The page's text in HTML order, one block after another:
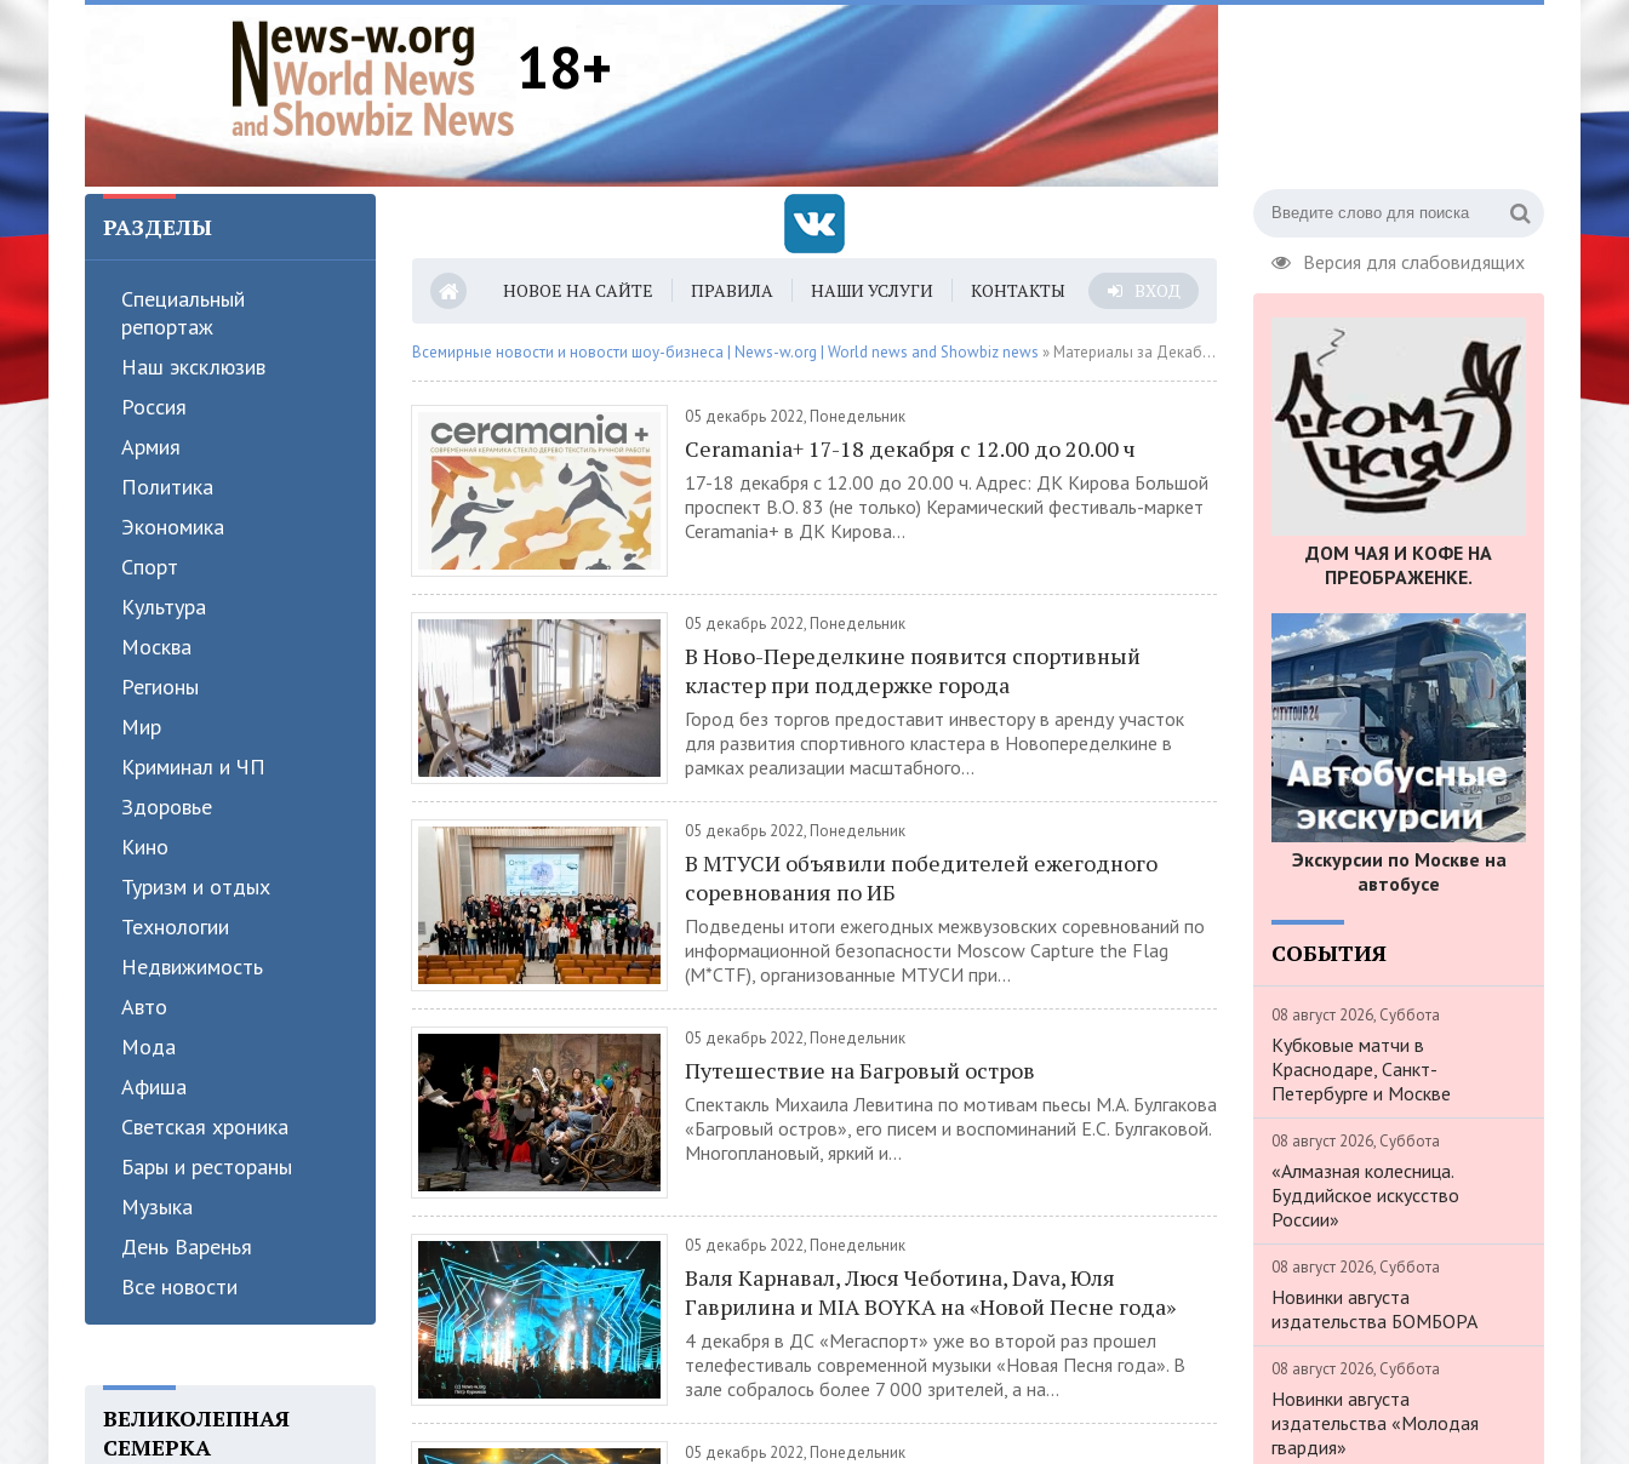
18+
Версия для слабовидящих
РАЗДЕЛЫ
Специальный
репортаж
Наш эксклюзив
Россия
Армия
Политика
Экономика
Спорт
Культура
Москва
Регионы
Мир
Криминал и ЧП
Здоровье
Кино
Туризм и отдых
Технологии
Недвижимость
Авто
Мода
Афиша
Светская хроника
Бары и рестораны
Музыка
День Варенья
Все новости
ВЕЛИКОЛЕПНАЯ
СЕМЕРКА
НОВОЕ НА САЙТЕ ПРАВИЛА НАШИ УСЛУГИ КОНТАКТЫ ВХОД
Всемирные новости и новости шоу-бизнеса | News-w.org | World news and Showbiz news » Материалы за Декабрь 2022 года » Страница 25
05 декабрь 2022, Понедельник
Ceramania+ 17-18 декабря с 12.00 до 20.00 ч
17-18 декабря с 12.00 до 20.00 ч. Адрес: ДК Кирова Большой
проспект В.О. 83 (не только) Керамический фестиваль-маркет
Ceramania+ в ДК Кирова...
05 декабрь 2022, Понедельник
В Ново-Переделкине появится спортивный
кластер при поддержке города
Город без торгов предоставит инвестору в аренду участок
для развития спортивного кластера в Новопеределкине в
рамках реализации масштабного...
05 декабрь 2022, Понедельник
В МТУСИ объявили победителей ежегодного
соревнования по ИБ
Подведены итоги ежегодных межвузовских соревнований по
информационной безопасности Moscow Capture the Flag
(M*CTF), организованные МТУСИ при...
05 декабрь 2022, Понедельник
Путешествие на Багровый остров
Спектакль Михаила Левитина по мотивам пьесы М.А. Булгакова
«Багровый остров», его писем и воспоминаний Е.С. Булгаковой.
Многоплановый, яркий и...
05 декабрь 2022, Понедельник
Валя Карнавал, Люся Чеботина, Dava, Юля
Гаврилина и MIA BOYKA на «Новой Песне года»
4 декабря в ДС «Мегаспорт» уже во второй раз прошел
телефестиваль современной музыки «Новая Песня года». В
зале собралось более 7 000 зрителей, а на...
05 декабрь 2022, Понедельник
ДОМ ЧАЯ И КОФЕ НА
ПРЕОБРАЖЕНКЕ.
Экскурсии по Москве на
автобусе
СОБЫТИЯ
08 август 2026, Суббота
Кубковые матчи в
Краснодаре, Санкт-
Петербурге и Москве
08 август 2026, Суббота
«Алмазная колесница.
Буддийское искусство
России»
08 август 2026, Суббота
Новинки августа
издательства БОМБОРА
08 август 2026, Суббота
Новинки августа
издательства «Молодая
гвардия»